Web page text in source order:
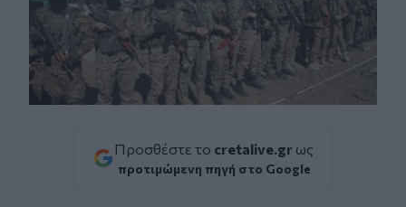
Προσθέστε το cretalive.gr ως
προτιμώμενη πηγή στο Google